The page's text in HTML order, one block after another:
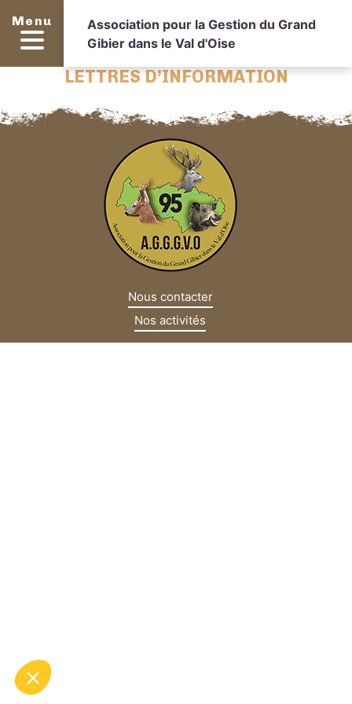
Menu
Association pour la Gestion du Grand
Gibier dans le Val d'Oise
LETTRES D’INFORMATION
Nous contacter
Nos activités